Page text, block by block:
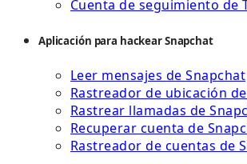
Cuenta de seguimiento de
Aplicación para hackear Snapchat
Leer mensajes de Snapchat
Rastreador de ubicación
Rastrear llamadas de
Recuperar cuenta de
Rastreador de cuentas de